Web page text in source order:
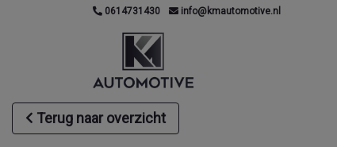
0614731430 info@kmautomotive.nl
Terug naar overzicht